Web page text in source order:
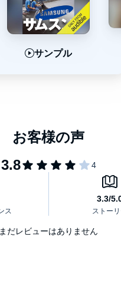
サンプル
まだレビューはありません